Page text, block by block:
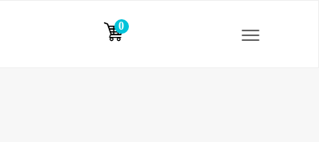
0
элементов